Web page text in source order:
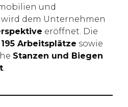
und
dem Unternehmen
eröffnet. Die
195 Arbeitsplätze sowie
Stanzen und Biegen
.